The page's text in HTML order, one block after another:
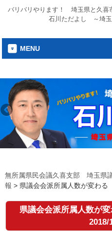
バリバリやります！ 埼玉県と久喜
石川ただよし ～埼玉
MENU
無所属県民会議久喜支部 埼玉県
報 > 県議会会派所属人数が変わ
県議会会派所属人数が
2018/